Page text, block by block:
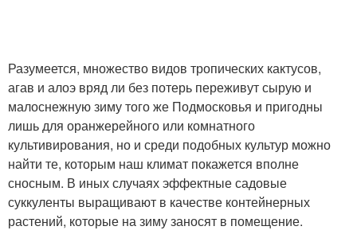
Разумеется, множество видов тропических кактусов,
агав и алоэ вряд ли без потерь переживут сырую и
малоснежную зиму того же Подмосковья и пригодны
лишь для оранжерейного или комнатного
культивирования, но и среди подобных культур можно
найти те, которым наш климат покажется вполне
сносным. В иных случаях эффектные садовые
суккуленты выращивают в качестве контейнерных
растений, которые на зиму заносят в помещение.